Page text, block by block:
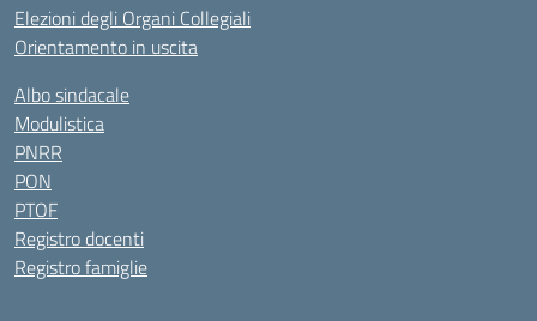
Elezioni degli Organi Collegiali
Orientamento in uscita
Albo sindacale
Modulistica
PNRR
PON
PTOF
Registro docenti
Registro famiglie